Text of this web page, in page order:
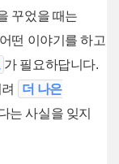
꾸었을 때는
떤 이야기를 하고
가 필요하답니다.
더 나은
는 사실을 잊지